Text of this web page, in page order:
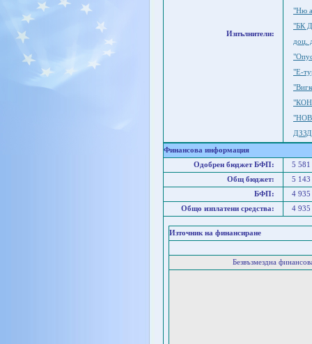
Изпълнители:
"Ню
"БК
доц.
"Е-
Финансова информация
Одобрен бюджет БФП:
5 581
Общ бюджет:
5 143
БФП:
4 935
Общо изплатени средства:
4 935
Източник на финансиране
Безвъзмездна